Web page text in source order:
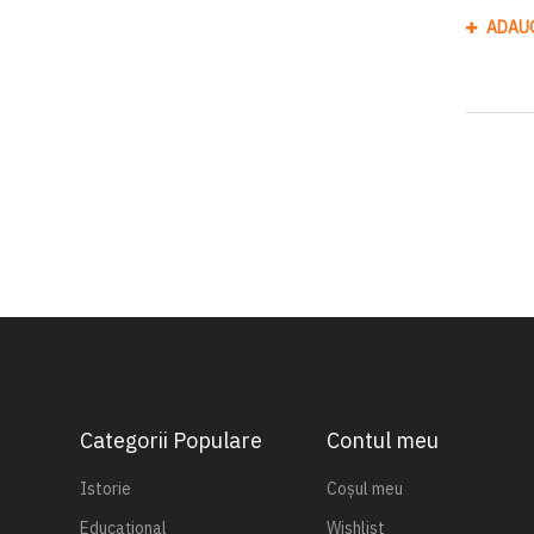
Categorii Populare
Istorie
Educațional
Contul meu
Coșul meu
Wishlist